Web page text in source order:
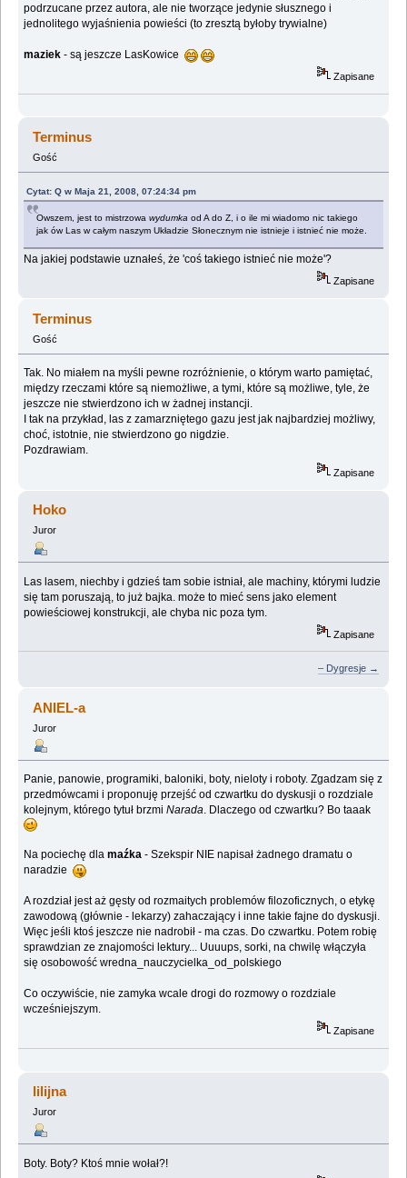
podrzucane przez autora, ale nie tworzące jedynie słusznego i
jednolitego wyjaśnienia powieści (to zresztą byłoby trywialne)
maziek - są jeszcze LasKowice
Zapisane
Terminus
Gość
Cytat: Q w Maja 21, 2008, 07:24:34 pm
Owszem, jest to mistrzowawydumka od A do Z, i o ile mi wiadomo nic takiego
jak ów Las w całym naszym Układzie Słonecznym nie istnieje i istnieć nie może.
Na jakiej podstawie uznałeś, że 'coś takiego istnieć nie może'?
Zapisane
Terminus
Gość
Tak. No miałem na myśli pewne rozróżnienie, o którym warto pamiętać,
między rzeczami które są niemożliwe, a tymi, które są możliwe, tyle, że
jeszcze nie stwierdzono ich w żadnej instancji.
I tak na przykład, las z zamarzniętego gazu jest jak najbardziej możliwy,
choć, istotnie, nie stwierdzono go nigdzie.
Pozdrawiam.
Zapisane
Hoko
Juror
Las lasem, niechby i gdzieś tam sobie istniał, ale machiny, którymi ludzie
się tam poruszają, to już bajka. może to mieć sens jako element
powieściowej konstrukcji, ale chyba nic poza tym.
Zapisane
– Dygresje →
ANIEL-a
Juror
Panie, panowie, programiki, baloniki, boty, nieloty i roboty. Zgadzam się z
przedmówcami i proponuję przejść od czwartku do dyskusji o rozdziale
kolejnym, którego tytuł brzmiNarada. Dlaczego od czwartku? Bo taaak
Na pociechę dlamaźka - Szekspir NIE napisał żadnego dramatu o
naradzie
A rozdział jest aż gęsty od rozmaitych problemów filozoficznych, o etykę
zawodową (głównie - lekarzy) zahaczający i inne takie fajne do dyskusji.
Więc jeśli ktoś jeszcze nie nadrobił - ma czas. Do czwartku. Potem robię
sprawdzian ze znajomości lektury... Uuuups, sorki, na chwilę włączyła
się osobowość wredna_nauczycielka_od_polskiego
Co oczywiście, nie zamyka wcale drogi do rozmowy o rozdziale
wcześniejszym.
Zapisane
lilijna
Juror
Boty. Boty? Ktoś mnie wołał?!